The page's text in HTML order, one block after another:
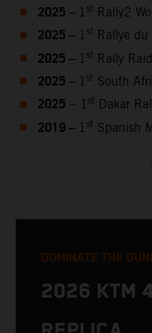
2025 – 1 st Rally2
2025 – 1 st Rallye
2025 – 1 st Rally
2025 – 1 st South
2025 – 1 st Dakar
2019 – 1 st Spanish
DOMINATE THE
2026 KTM